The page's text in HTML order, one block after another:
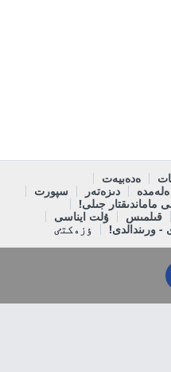
ەدەبيەت
ەلەمدە دىزەتەر
سپورت
جىلى!
قىلمىس
ۇلت ايناسى
- ورىندالدى! ٶزەكتٸ